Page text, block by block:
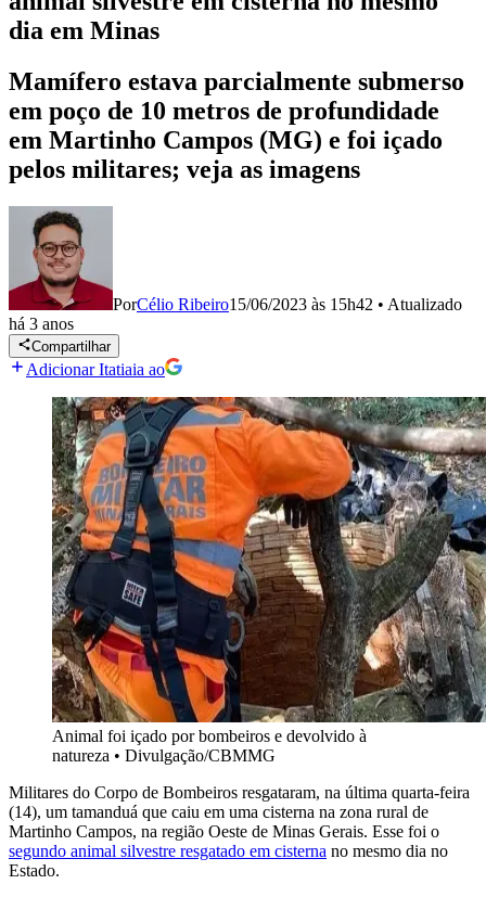
dia em Minas
Mamífero estava parcialmente submerso
em poço de 10 metros de profundidade
em Martinho Campos (MG) e foi içado
pelos militares; veja as imagens
PorCélio Ribeiro15/06/2023 às 15h42 • Atualizado
há 3 anos
Compartilhar
Adicionar Itatiaia ao
Animal foi içado por bombeiros e devolvido à
natureza • Divulgação/CBMMG
Militares do Corpo de Bombeiros resgataram, na última quarta-feira
(14), um tamanduá que caiu em uma cisterna na zona rural de
Martinho Campos, na região Oeste de Minas Gerais. Esse foi o
segundo animal silvestre resgatado em cisterna no mesmo dia no
Estado.